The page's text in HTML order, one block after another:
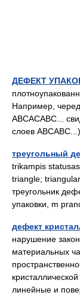
ДЕФЕКТ
Например,
АВСАСАВС...
слоев
треугольный
trikampis
triangle;
треугольник
упаковки, m
дефект
нарушение
материальных
линейные и